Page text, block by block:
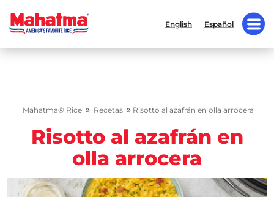
English Español
Mahatma® Rice » Recetas » Risotto al azafrán en olla arrocera
Risotto al azafrán en
olla arrocera